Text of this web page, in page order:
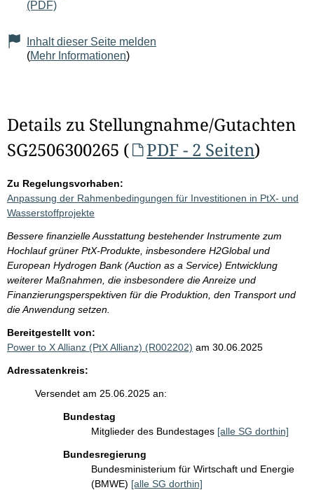
(PDF)
Inhalt dieser Seite melden
(Mehr Informationen)
Details zu Stellungnahme/Gutachten
SG2506300265 (
PDF - 2 Seiten)
Zu Regelungsvorhaben:
Anpassung der Rahmenbedingungen für Investitionen in PtX- und
Wasserstoffprojekte
Bessere finanzielle Ausstattung bestehender Instrumente zum
Hochlauf grüner PtX-Produkte, insbesondere H2Global und
European Hydrogen Bank (Auction as a Service) Entwicklung
weiterer Maßnahmen, die insbesondere die Anreize und
Finanzierungsperspektiven für die Produktion, den Transport und
die Anwendung setzen.
Bereitgestellt von:
Power to X Allianz (PtX Allianz) (R002202) am 30.06.2025
Adressatenkreis:
Versendet am 25.06.2025 an:
Bundestag
Mitglieder des Bundestages [alle SG dorthin]
Bundesregierung
Bundesministerium für Wirtschaft und Energie
(BMWE) [alle SG dorthin]